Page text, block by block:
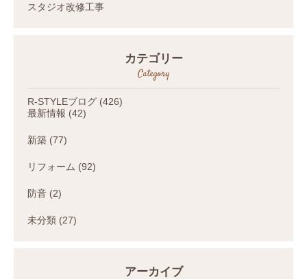
スタジオ改修工事
カテゴリー
Category
R-STYLEブログ (426)
最新情報 (42)
新築 (77)
リフォーム (92)
防音 (2)
未分類 (27)
アーカイブ